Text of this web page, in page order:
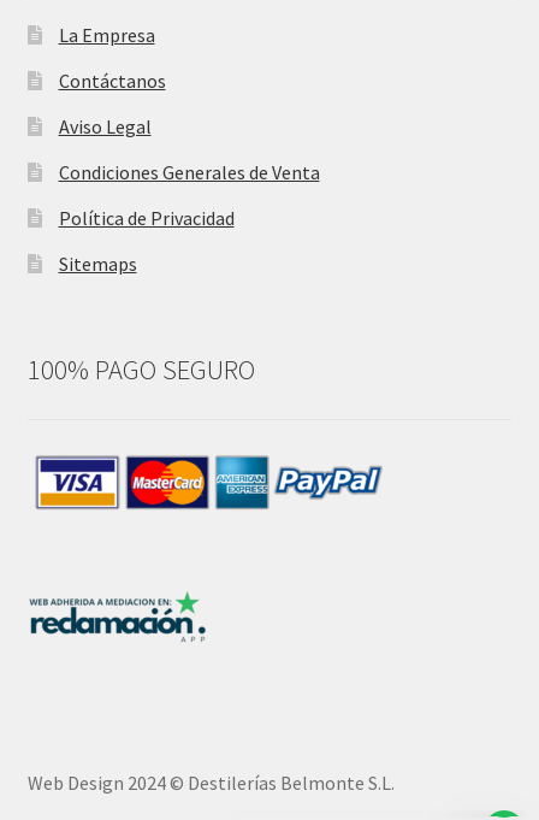
La Empresa
Contáctanos
Aviso Legal
Condiciones Generales de Venta
Política de Privacidad
Sitemaps
100% PAGO SEGURO
Web Design 2024 © Destilerías Belmonte S.L.